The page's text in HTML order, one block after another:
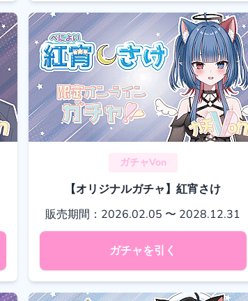
ガチャVon
【オリジナルガチャ】紅宵さけ
販売期間：2026.02.05 〜 2028.12.31
ガチャを引く